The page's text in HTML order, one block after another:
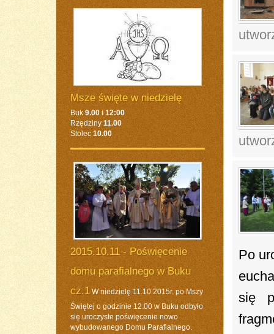
Msze święte w niedzielę
Buk 9.00 i 12:00
Rzędziny 11.00
Stolec 10.00
2015.10.11 - Poświęcenie
domu parafialnego w Buku
cz.1 W niedzielę 11.10.2015r. po Mszy
Świętej o godzinie 12.00 w Buku odbyło
się uroczyste poświęcenie nowo
wybudowanego Domu Parafialnego.
Po
się